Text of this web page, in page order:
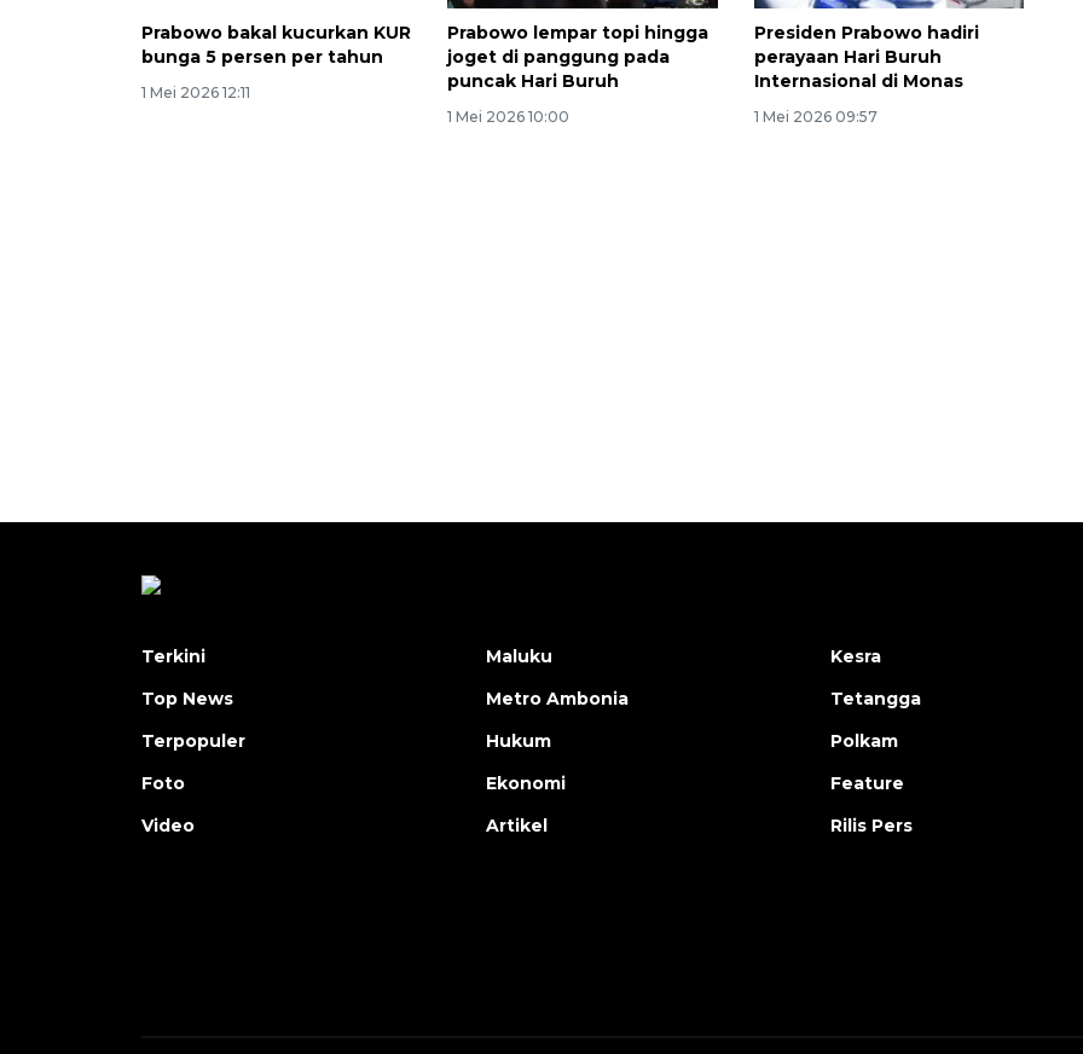
Prabowo bakal kucurkan KUR
bunga 5 persen per tahun
1 Mei 2026 12:11
Prabowo lempar topi hingga
joget di panggung pada
puncak Hari Buruh
1 Mei 2026 10:00
Presiden Prabowo hadiri
perayaan Hari Buruh
Internasional di Monas
1 Mei 2026 09:57
Terkini
Top News
Terpopuler
Foto
Video
Maluku
Metro Ambonia
Hukum
Ekonomi
Artikel
Kesra
Tetangga
Polkam
Feature
Rilis Pers